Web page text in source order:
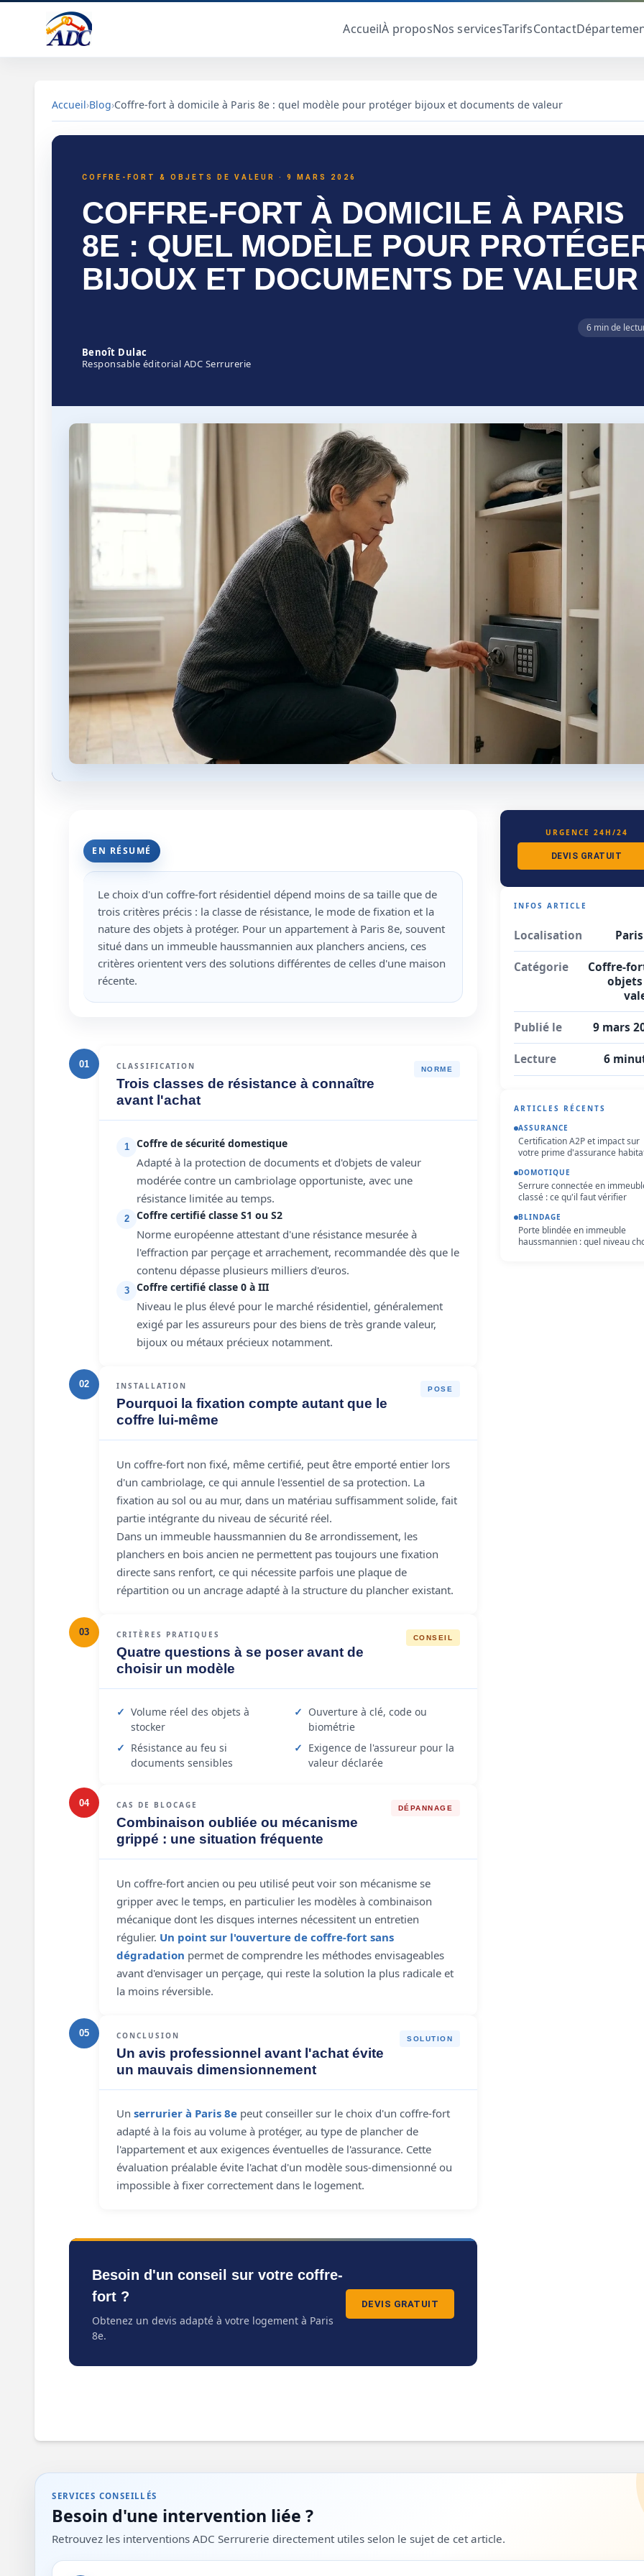
AccueilÀ proposNos servicesTarifsContact
Accueil›Blog›Coffre-fort à domicile à Paris 8e : quel modèle pour protéger bijoux et documents de valeur
Coffre-fort à domicile à Paris 8e : quel modèle pour protéger bijoux et documents de valeur
COFFRE-FORT & OBJETS DE VALEUR · 9 MARS 2026
COFFRE-FORT À DOMICILE À PARIS
8E : QUEL MODÈLE POUR
BIJOUX ET DOCUMENTS DE VALEUR
6 min de
Benoît Dulac
Responsable éditorial ADC Serrurerie
EN RÉSUMÉ
Le choix d'un coffre-fort résidentiel dépend moins de sa taille que de
trois critères précis : la classe de résistance, le mode de fixation et la
nature des objets à protéger. Pour un appartement à Paris 8e, souvent
situé dans un immeuble haussmannien aux planchers anciens, ces
critères orientent vers des solutions différentes de celles d'une maison
récente.
01 CLASSIFICATION
Trois classes de résistance à connaître
avant l'achat
NORME
1 Coffre de sécurité domestique
Adapté à la protection de documents et d'objets de valeur
modérée contre un cambriolage opportuniste, avec une
résistance limitée au temps.
2 Coffre certifié classe S1 ou S2
Norme européenne attestant d'une résistance mesurée à
l'effraction par perçage et arrachement, recommandée dès que le
contenu dépasse plusieurs milliers d'euros.
3 Coffre certifié classe 0 à III
Niveau le plus élevé pour le marché résidentiel, généralement
exigé par les assureurs pour des biens de très grande valeur,
bijoux ou métaux précieux notamment.
02 INSTALLATION
Pourquoi la fixation compte autant que le
coffre lui-même
POSE
Un coffre-fort non fixé, même certifié, peut être emporté entier lors
d'un cambriolage, ce qui annule l'essentiel de sa protection. La
fixation au sol ou au mur, dans un matériau suffisamment solide, fait
partie intégrante du niveau de sécurité réel.
Dans un immeuble haussmannien du 8e arrondissement, les
planchers en bois ancien ne permettent pas toujours une fixation
directe sans renfort, ce qui nécessite parfois une plaque de
répartition ou un ancrage adapté à la structure du plancher existant.
03 CRITÈRES PRATIQUES
Quatre questions à se poser avant de
choisir un modèle
CONSEIL
Volume réel des objets à
stocker
Ouverture à clé, code ou
biométrie
Résistance au feu si
documents sensibles
Exigence de l'assureur pour la
valeur déclarée
04 CAS DE BLOCAGE
Combinaison oubliée ou mécanisme
grippé : une situation fréquente
DÉPANNAGE
Un coffre-fort ancien ou peu utilisé peut voir son mécanisme se
gripper avec le temps, en particulier les modèles à combinaison
mécanique dont les disques internes nécessitent un entretien
régulier. Un point sur l'ouverture de coffre-fort sans
dégradation permet de comprendre les méthodes envisageables
avant d'envisager un perçage, qui reste la solution la plus radicale et
la moins réversible.
05 CONCLUSION
Un avis professionnel avant l'achat évite
un mauvais dimensionnement
SOLUTION
Un serrurier à Paris 8e peut conseiller sur le choix d'un coffre-fort
adapté à la fois au volume à protéger, au type de plancher de
l'appartement et aux exigences éventuelles de l'assurance. Cette
évaluation préalable évite l'achat d'un modèle sous-dimensionné ou
impossible à fixer correctement dans le logement.
Besoin d'un conseil sur votre coffre-
fort ?
Obtenez un devis adapté à votre logement à Paris
8e.
DEVIS GRATUIT
URGENCE 24H/24
DEVIS GRATUIT
INFOS ARTICLE
Localisation
Catégorie
Coffre-
Publié le 9 mars
Lecture 6
ARTICLES RÉCENTS
ASSURANCE
Certification A2P et impact sur
votre prime d'assurance
DOMOTIQUE
Serrure connectée en
classé : ce qu'il faut vérifier
BLINDAGE
Porte blindée en immeuble
haussmannien : quel niveau
SERVICES CONSEILLÉS
Besoin d'une intervention liée ?
Retrouvez les interventions ADC Serrurerie directement utiles selon le sujet de cet article.